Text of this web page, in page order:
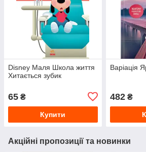
Disney Маля Школа життя
Хитається зубик
65 ₴
Купити
Варіація
482₴
Акційні пропозиції та новинки